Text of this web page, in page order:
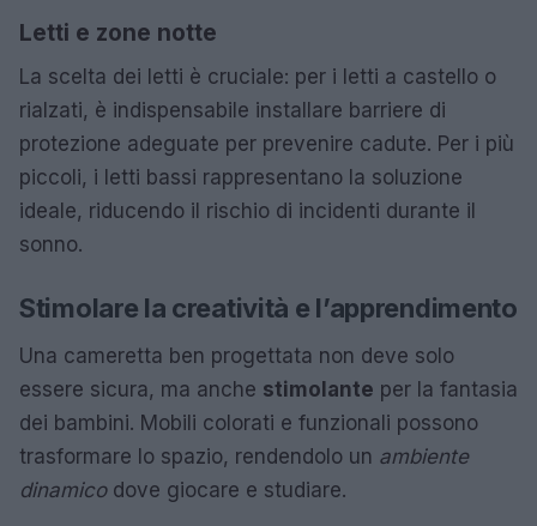
Letti e zone notte
La scelta dei letti è cruciale: per i letti a castello o
rialzati, è indispensabile installare barriere di
protezione adeguate per prevenire cadute. Per i più
piccoli, i letti bassi rappresentano la soluzione
ideale, riducendo il rischio di incidenti durante il
sonno.
Stimolare la creatività e l’apprendimento
Una cameretta ben progettata non deve solo
essere sicura, ma anche stimolante per la fantasia
dei bambini. Mobili colorati e funzionali possono
trasformare lo spazio, rendendolo un ambiente
dinamicodove giocare e studiare.